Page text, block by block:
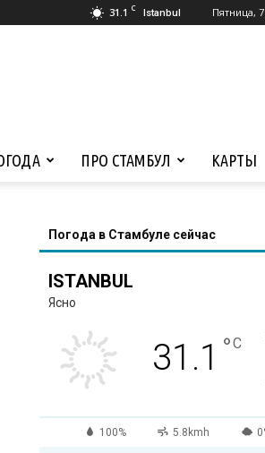
31.1 C Istanbul Пятница, 7
ПРО СТАМБУЛ КАРТЫ
Погода в Стамбуле сейчас
ISTANBUL
Ясно
31.1 °C
100% 5.8kmh